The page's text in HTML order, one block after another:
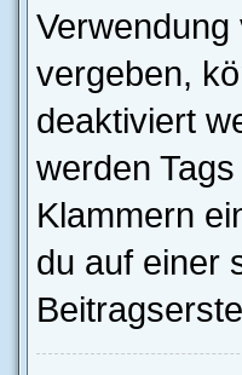
vergeben,
deaktiviert
werden Tags
Klammern
du auf einer